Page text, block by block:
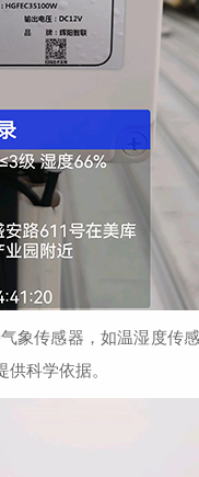
传感器，如温湿度传
科学依据。